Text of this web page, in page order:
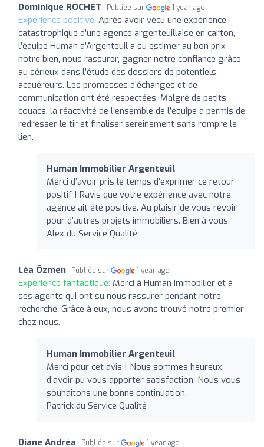
Dominique ROCHET Publiée sur 1 year ago
Expérience positive: Après avoir vécu une expérience
catastrophique d’une agence argenteuillaise en carton,
l’équipe Human d’Argenteuil a su estimer au bon prix
notre bien, nous rassurer, gagner notre confiance grâce
au sérieux dans l’étude des dossiers de potentiels
acquéreurs. Les promesses d’échanges et de
communication ont été respectées. Malgré de petits
couacs, la réactivité de l’ensemble de l’équipe a permis de
redresser le tir et finaliser sereinement sans rompre le
lien.
Human Immobilier Argenteuil
Merci d’avoir pris le temps d’exprimer ce retour
positif ! Ravis que votre expérience avec notre
agence ait été positive. Au plaisir de vous revoir
pour d’autres projets immobiliers. Bien à vous,
Alex du Service Qualité
Léa Özmen Publiée sur 1 year ago
Expérience fantastique: Merci à Human Immobilier et à
ses agents qui ont su nous rassurer pendant notre
recherche. Grâce à eux, nous avons trouvé notre premier
chez nous.
Human Immobilier Argenteuil
Merci pour cet avis ! Nous sommes heureux
d’avoir pu vous apporter satisfaction. Nous vous
souhaitons une bonne continuation.
Patrick du Service Qualité
Diane Andréa Publiée sur 1 year ago